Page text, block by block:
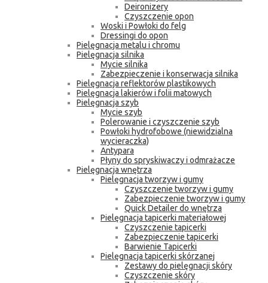
Deironizery
Czyszczenie opon
Woski i Powłoki do felg
Dressingi do opon
Pielęgnacja metalu i chromu
Pielęgnacja silnika
Mycie silnika
Zabezpieczenie i konserwacja silnika
Pielęgnacja reflektorów plastikowych
Pielęgnacja lakierów i folii matowych
Pielęgnacja szyb
Mycie szyb
Polerowanie i czyszczenie szyb
Powłoki hydrofobowe (niewidzialna
wycieraczka)
Antypara
Płyny do spryskiwaczy i odmrażacze
Pielęgnacja wnętrza
Pielęgnacja tworzyw i gumy
Czyszczenie tworzyw i gumy
Zabezpieczenie tworzyw i gumy
Quick Detailer do wnętrza
Pielęgnacja tapicerki materiałowej
Czyszczenie tapicerki
Zabezpieczenie tapicerki
Barwienie Tapicerki
Pielęgnacja tapicerki skórzanej
Zestawy do pielęgnacji skóry
Czyszczenie skóry